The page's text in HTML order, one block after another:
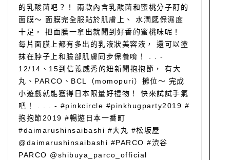
的乳酸菌吧？！ 兩款內含乳酸菌和蜜桃分子酊的
面膜～ 面膜完全服貼於肌膚上、 水潤感保濕度
十足， 把面膜一拿出就聞到好香的蜜桃味呢！
每片面膜上都有多出的乳液狀美容液， 還可以塗
抹在脖子上和臉部肌膚同步保養唷！ . . -
12/14、15到信義威秀的妞新聞抱抱節， 有大
丸、PARCO、BCL（momopuri）攤位～ 完成
小遊戲就能獲得日本限量好禮物！ 快來試試手氣
吧！ . . . - #pinkcircle #pinkhugparty2019 #
抱抱節2019 #暢遊日本一番町
#daimarushinsaibashi #大丸 #松坂屋
@daimarushinsaibashi #PARCO #渋谷
PARCO @shibuya_parco_official